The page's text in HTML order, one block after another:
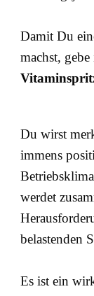
Damit Du
machst,
Du wirst
immens
werdet
belastenden
Es ist ein